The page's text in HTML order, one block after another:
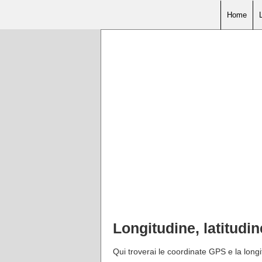
Home
Longitudine,
Qui troverai le coordinate GPS e la